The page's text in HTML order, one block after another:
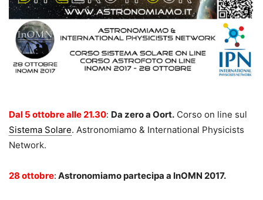
Dal 5 ottobre alle 21.30: Da zero a Oort. Corso on line sul
Sistema Solare. Astronomiamo & International Physicists
Network.
28 ottobre: Astronomiamo partecipa a InOMN 2017.